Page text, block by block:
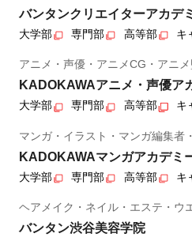
バンタンクリエイターアカデ
大学部 専門部 高等部 キ
アニメ・声優・アニメCG・アニ
KADOKAWAアニメ・声優ア
大学部 専門部 高等部 キ
マンガ・イラスト・マンガ編集者
KADOKAWAマンガアカデミ
大学部 専門部 高等部 キ
ヘアメイク・ネイル・エステ・ウ
バンタン渋谷美容学院